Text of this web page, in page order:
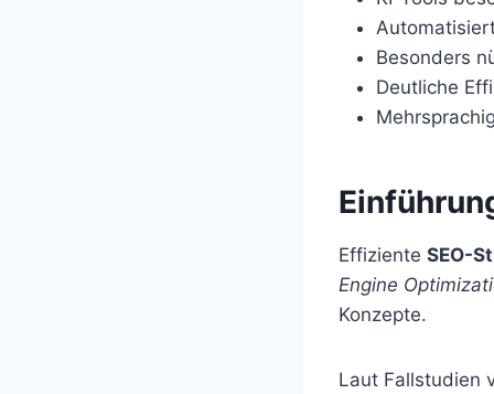
Besonders
Deutliche
Effiziente SEO-
Engine
Konzepte.
Laut Fallstudien